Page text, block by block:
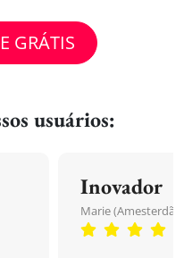
GRÁTIS
usuários:
Inovador
Marie